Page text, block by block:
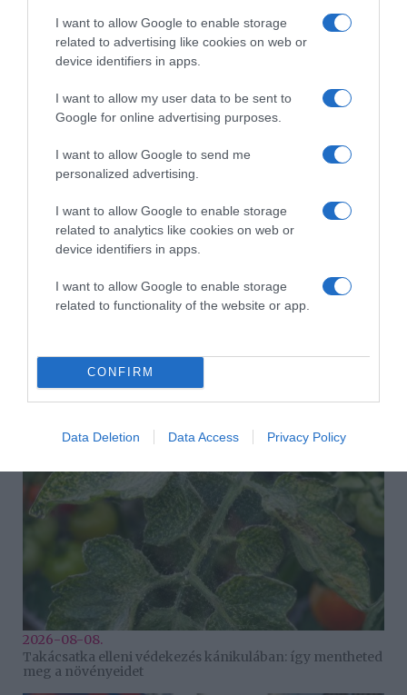
I want to allow Google to enable storage
related to advertising like cookies on web or
device identifiers in apps.
I want to allow my user data to be sent to
Google for online advertising purposes.
I want to allow Google to send me
personalized advertising.
I want to allow Google to enable storage
related to analytics like cookies on web or
device identifiers in apps.
I want to allow Google to enable storage
related to functionality of the website or app.
CONFIRM
Data Deletion Data Access Privacy Policy
Korábbi bejegyzések Következő bejegyzés
HASONLÓ BEJEGYZÉSEK
2026-08-08.
Csökkenti a vérnyomást, és védi a szívet
2026-08-08.
Takácsatka elleni védekezés kánikulában: így mentheted
meg a növényeidet